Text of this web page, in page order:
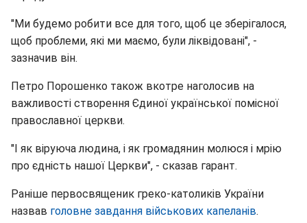
"Ми будемо робити все для того, щоб це зберігалося,
щоб проблеми, які ми маємо, були ліквідовані", -
зазначив він.
Петро Порошенко також вкотре наголосив на
важливості створення Єдиної української помісної
православної церкви.
"І як віруюча людина, і як громадянин молюся і мрію
про єдність нашої Церкви", - сказав гарант.
Раніше первосвященик греко-католиків України
назвав головне завдання військових капеланів.